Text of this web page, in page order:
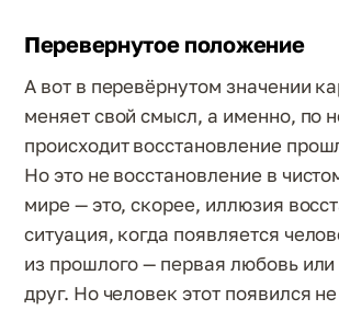
Перевернутое положение
А вот в перевёрнутом значении
меняет свой смысл, а именно, по
происходит восстановление
Но это не восстановление в
мире — это, скорее, иллюзия
ситуация, когда появляется
из прошлого — первая любовь
друг. Но человек этот появился